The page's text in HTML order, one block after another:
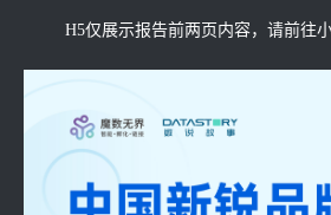
H5仅展示报告前两页内容，请前往